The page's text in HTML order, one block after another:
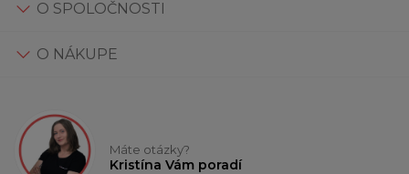
O SPOLOČNOSTI
O NÁKUPE
Máte otázky?
Kristína Vám poradí